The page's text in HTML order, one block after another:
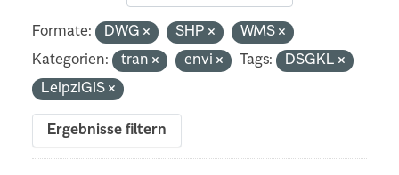
Formate: DWG SHP
WMS
Kategorien:
tran envi Tags:
DSGKL
LeipziGIS
Ergebnisse filtern